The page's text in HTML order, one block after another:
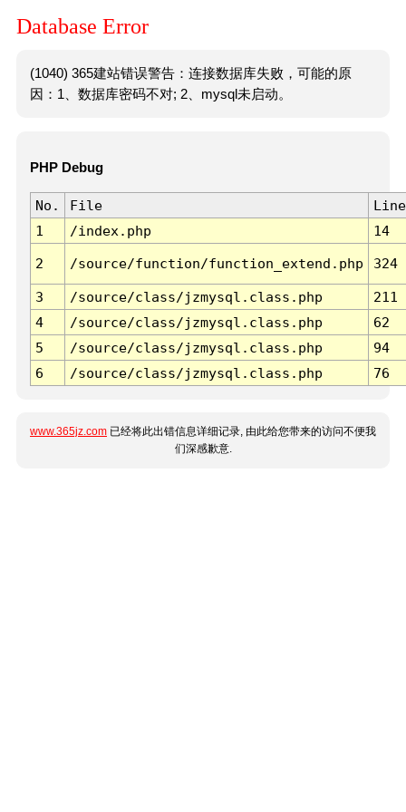
Database Error
(1040) 365建站错误警告：连接数据库失败，可能的原
因：1、数据库密码不对; 2、mysql未启动。
PHP Debug
No. File
Line
1
/index.php 14
2 /source/function/function_extend.php 324
3 /source/class/jzmysql.class.php
211
4
/source/class/jzmysql.class.php
62
5
/source/class/jzmysql.class.php
94
6
/source/class/jzmysql.class.php 76
www.365jz.com 已经将此出错信息详细记录, 由此给您带来的访问不便我
们深感歉意.